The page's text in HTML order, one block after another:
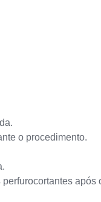
o procedimento.
após